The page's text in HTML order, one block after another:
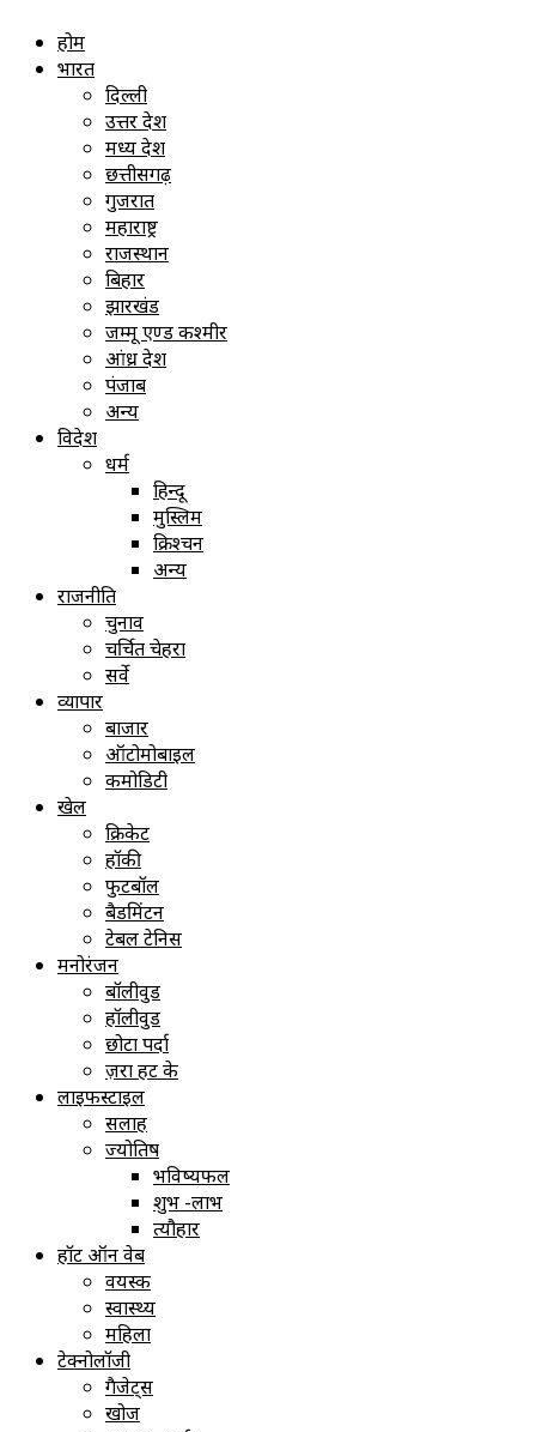
होम
भारत
दिल्ली
उत्तर प्रदेश
मध्य प्रदेश
छत्तीसगढ़
गुजरात
महाराष्ट्र
राजस्थान
बिहार
झारखंड
जम्मू एण्ड कश्मीर
आंध्र प्रदेश
पंजाब
अन्य
विदेश
धर्म
हिन्दू
मुस्लिम
क्रिश्चन
अन्य
राजनीति
चुनाव
चर्चित चेहरा
सर्वे
व्यापार
बाजार
ऑटोमोबाइल
कमोडिटी
खेल
क्रिकेट
हॉकी
फुटबॉल
बैडमिंटन
टेबल टेनिस
मनोरंजन
बॉलीवुड
हॉलीवुड
छोटा पर्दा
ज़रा हट के
लाइफस्टाइल
सलाह
ज्योतिष
भविष्यफल
शुभ -लाभ
त्यौहार
हॉट ऑन वेब
वयस्क
स्वास्थ्य
महिला
टेक्नोलॉजी
गैजेट्स
खोज